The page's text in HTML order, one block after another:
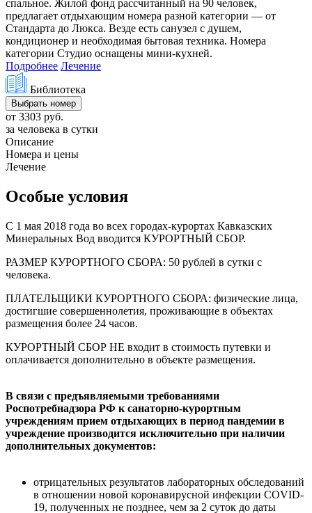
спальное. Жилой фонд рассчитанный на 90 человек,
предлагает отдыхающим номера разной категории — от
Стандарта до Люкса. Везде есть санузел с душем,
кондиционер и необходимая бытовая техника. Номера
категории Студио оснащены мини-кухней.
Подробнее Лечение
Библиотека
Выбрать номер
от 3303 руб.
за человека в сутки
Описание
Номера и цены
Лечение
Особые условия
С 1 мая 2018 года во всех городах-курортах Кавказских
Минеральных Вод вводится КУРОРТНЫЙ СБОР.
РАЗМЕР КУРОРТНОГО СБОРА: 50 рублей в сутки с
человека.
ПЛАТЕЛЬЩИКИ КУРОРТНОГО СБОРА: физические лица,
достигшие совершеннолетия, проживающие в объектах
размещения более 24 часов.
КУРОРТНЫЙ СБОР НЕ входит в стоимость путевки и
оплачивается дополнительно в объекте размещения.
В связи с предъявляемыми требованиями
Роспотребнадзора РФ к санаторно-курортным
учреждениям прием отдыхающих в период пандемии в
учреждение производится исключительно при наличии
дополнительных документов:
отрицательных результатов лабораторных обследований
в отношении новой коронавирусной инфекции COVID-
19, полученных не позднее, чем за 2 суток до даты